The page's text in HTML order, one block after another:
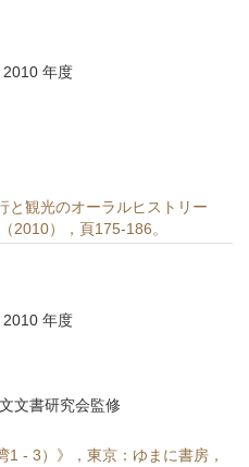
年度
と観光のオーラルヒストリー
2010），頁175-186。
年度
文書研究会監修
1 - 3）》，東京：ゆまに書房，